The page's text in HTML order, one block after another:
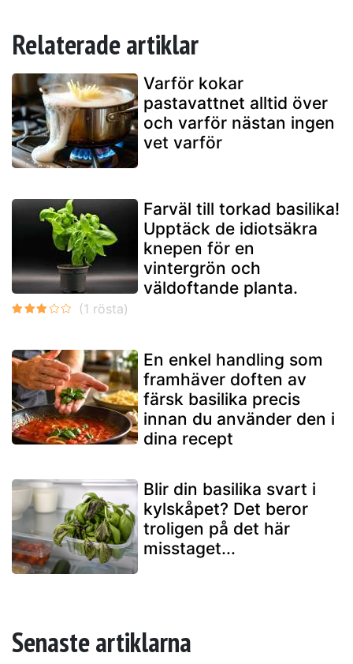
Relaterade artiklar
Varför kokar
pastavattnet alltid över
och varför nästan ingen
vet varför
Farväl till torkad basilika!
Upptäck de idiotsäkra
knepen för en
vintergrön och
väldoftande planta.
En enkel handling som
framhäver doften av
färsk basilika precis
innan du använder den i
dina recept
Blir din basilika svart i
kylskåpet? Det beror
troligen på det här
misstaget...
Senaste artiklarna